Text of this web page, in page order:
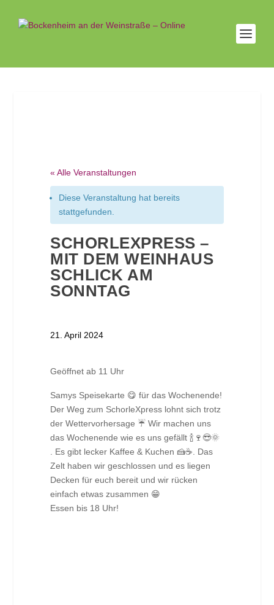
« Alle Veranstaltungen
Diese Veranstaltung hat bereits
stattgefunden.
SCHORLEXPRESS –
MIT DEM WEINHAUS
SCHLICK AM
SONNTAG
21. April 2024
Geöffnet ab 11 Uhr
Samys Speisekarte 😋 für das Wochenende!
Der Weg zum SchorleXpress lohnt sich trotz
der Wettervorhersage ☔ Wir machen uns
das Wochenende wie es uns gefällt 🍾🍷😎🌞
. Es gibt lecker Kaffee & Kuchen 🍰☕. Das
Zelt haben wir geschlossen und es liegen
Decken für euch bereit und wir rücken
einfach etwas zusammen 😁
Essen bis 18 Uhr!